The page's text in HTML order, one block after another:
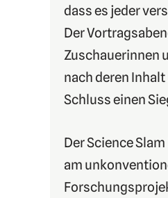
dass es jeder
Der
Zuschauerinnen
nach deren
Schluss einen
Der Science
am